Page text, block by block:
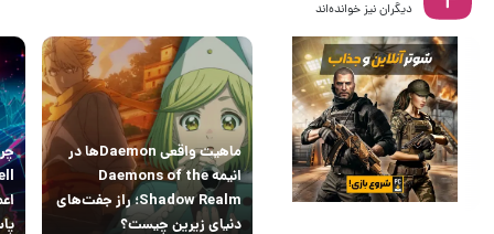
دیگران نیز خوانده‌اند
ماهیت واقعی Daemonها در
انیمه Daemons of the
Shadow Realm؛ راز جفت‌های
دنیای زیرین چیست؟